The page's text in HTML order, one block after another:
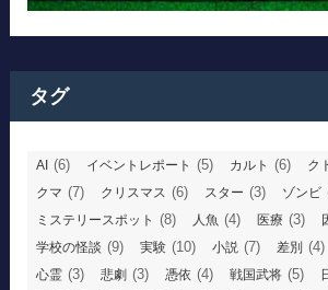
タグ
AI (6) イベントレポート (5) カルト (6) ク
クマ (7) クリスマス (6) スター (3) ゾンビ
ミステリースポット (8) 人魚 (4) 医療 (3)
学校の怪談 (9) 実験 (10) 小説 (7) 差別 (4)
心霊 (3) 悲劇 (3) 憑依 (4) 戦国武将 (5)